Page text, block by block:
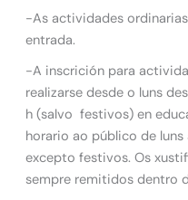
-As actividades
entrada.
-A inscrición para
realizarse desde o luns
h (salvo festivos) en
horario ao público de luns
excepto festivos. Os
sempre remitidos dentro